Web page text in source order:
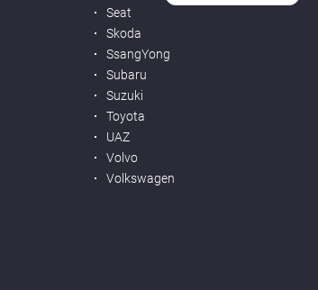
Seat
Skoda
SsangYong
Subaru
Suzuki
Toyota
UAZ
Volvo
Volkswagen